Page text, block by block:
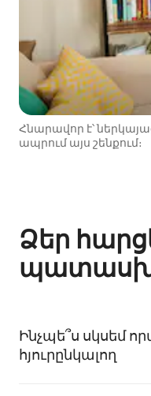
Հնարավոր է՝
ապրում այս շենքում։
Ձեր
Ինչպե՞ս սկսեմ
հյուրընկալող